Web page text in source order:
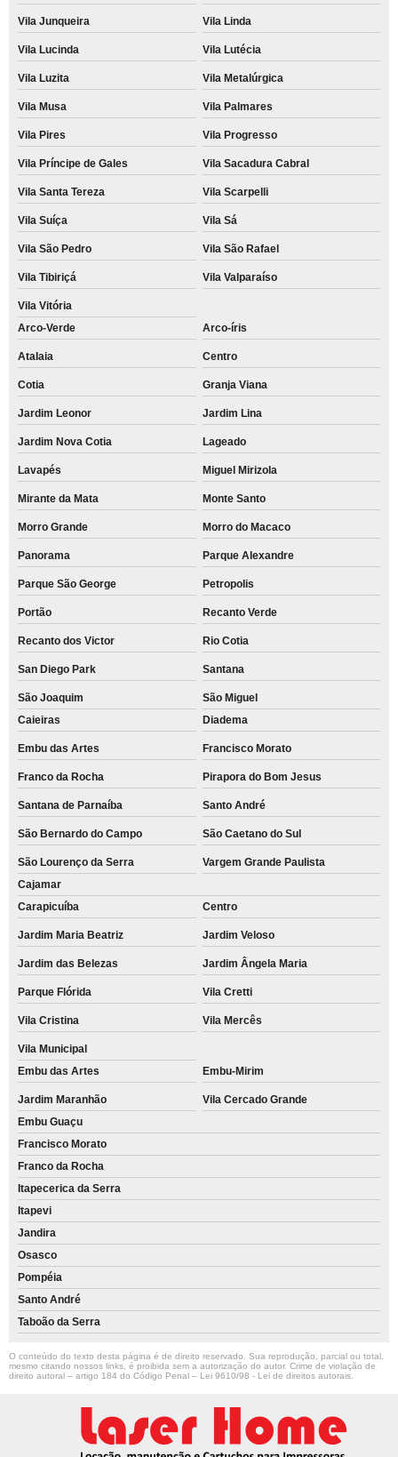
onde faço comodato de impressora multifuncional Cata Preta
comodato de impressora para escritório valores Bairro Santa Maria
comodato de impressoras multifuncional Bairro Jardim
comodato de impressora a laser colorida Bairro Jardim
comodato de impressoras para empresa Vila Príncipe de Gales
empresa que faz comodato de impressora multifuncional para escritório
Cotia
onde faço comodato de impressora multifuncional para escritório Arco-Verde
empresa que faz comodato de impressora para evento Centreville
comodato de impressora a laser multifuncional colorida valores São
Lourenço da Serra
empresa que faz comodato de impressora para escritório Jardim Las Vegas
empresa que faz comodato de impressora para empresa Tamanduateí 7
Vila Junqueira Vila Linda
Vila Lucinda Vila Lutécia
Vila Luzita Vila Metalúrgica
Vila Musa Vila Palmares
Vila Pires Vila Progresso
Vila Príncipe de Gales Vila Sacadura Cabral
Vila Santa Tereza Vila Scarpelli
Vila Suíça Vila Sá
Vila São Pedro Vila São Rafael
Vila Tibiriçá Vila Valparaíso
Vila Vitória
Arco-Verde
Arco-íris
Atalaia Centro
Cotia Granja Viana
Jardim Leonor Jardim Lina
Jardim Nova Cotia Lageado
Lavapés Miguel Mirizola
Mirante da Mata Monte Santo
Morro Grande Morro do Macaco
Panorama Parque Alexandre
Parque São George Petropolis
Portão Recanto Verde
Recanto dos Victor Rio Cotia
San Diego Park Santana
São Joaquim
São Miguel
Caieiras
Diadema
Embu das Artes Francisco Morato
Franco da Rocha Pirapora do Bom Jesus
Santana de Parnaíba Santo André
São Bernardo do Campo São Caetano do Sul
São Lourenço da Serra
Vargem Grande Paulista
Cajamar
Carapicuíba
Centro
Jardim Maria Beatriz Jardim Veloso
Jardim das Belezas Jardim Ângela Maria
Parque Flórida Vila Cretti
Vila Cristina Vila Mercês
Vila Municipal
Embu das Artes
Embu-Mirim
Jardim Maranhão
Vila Cercado Grande
Embu Guaçu
Francisco Morato
Franco da Rocha
Itapecerica da Serra
Itapevi
Jandira
Osasco
Pompéia
Santo André
Taboão da Serra
O conteúdo do texto desta página é de direito reservado. Sua reprodução, parcial ou total,
mesmo citando nossos links, é proibida sem a autorização do autor. Crime de violação de
direito autoral – artigo 184 do Código Penal – Lei 9610/98 - Lei de direitos autorais